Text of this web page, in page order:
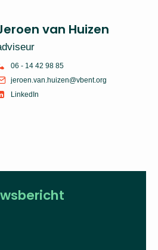
van Huizen
06 - 14 42 98 85
jeroen.van.huizen@vbent.org
LinkedIn